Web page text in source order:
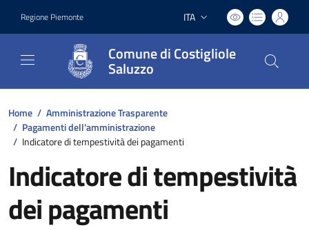
Regione Piemonte Lingua attiva:
ITA
Comune di Costigliole
Saluzzo
Home / Amministrazione Trasparente
/ Pagamenti dell'amministrazione
/ Indicatore di tempestività dei pagamenti
Indicatore di tempestività
dei pagamenti